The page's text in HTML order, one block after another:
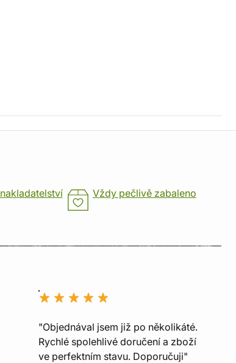
nakladatelství Vždy pečlivě zabaleno
"Objednával jsem již po několikáté.
Rychlé spolehlivé doručení a zboží
ve perfektním stavu. Doporučuji"